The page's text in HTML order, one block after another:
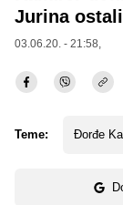
Jurina
03.06.20. - 21:58,
Teme: Đorđe